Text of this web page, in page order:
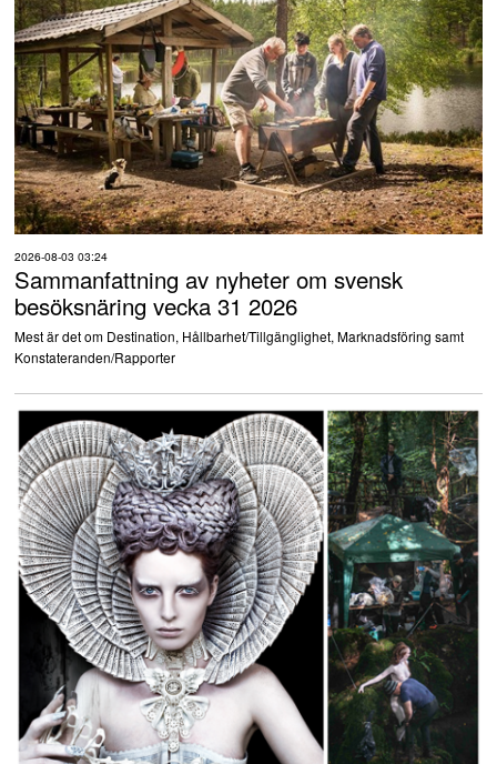
2026-08-03 03:24
Sammanfattning av nyheter om svensk
besöksnäring vecka 31 2026
Mest är det om Destination, Hållbarhet/Tillgänglighet, Marknadsföring samt
Konstateranden/Rapporter